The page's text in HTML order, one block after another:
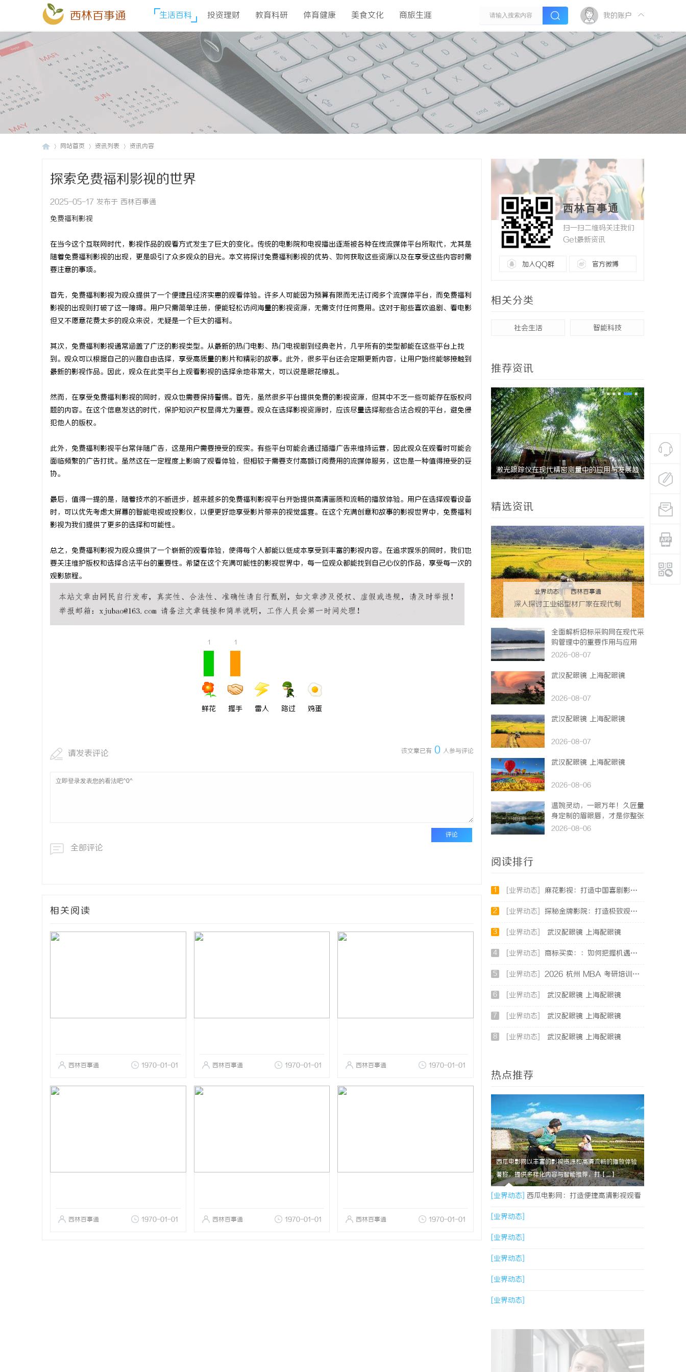
西林百事通 生活百科 投资理财 教育科研 体育健康 美食文化 商旅生涯 我的账户
网站首页 资讯列表 资讯内容
探索免费福利影视的世界
2025-05-17 发布于 西林百事通
免费福利影视
在当今这个互联网时代，影视作品的观看方式发生了巨大的变化。传统的电影院和电视播出逐渐被各种在线流媒体平台所取代，尤其是
随着免费福利影视的出现，更是吸引了众多观众的目光。本文将探讨免费福利影视的优势、如何获取这些资源以及在享受这些内容时需
要注意的事项。
首先，免费福利影视为观众提供了一个便捷且经济实惠的观看体验。许多人可能因为预算有限而无法订阅多个流媒体平台，而免费福利
影视的出现则打破了这一障碍。用户只需简单注册，便能轻松访问海量的影视资源，无需支付任何费用。这对于那些喜欢追剧、看电影
但又不愿意花费太多的观众来说，无疑是一个巨大的福利。
其次，免费福利影视通常涵盖了广泛的影视类型。从最新的热门电影、热门电视剧到经典老片，几乎所有的类型都能在这些平台上找
到。观众可以根据自己的兴趣自由选择，享受高质量的影片和精彩的故事。此外，很多平台还会定期更新内容，让用户始终能够接触到
最新的影视作品。因此，观众在此类平台上观看影视的选择余地非常大，可以说是眼花缭乱。
然而，在享受免费福利影视的同时，观众也需要保持警惕。首先，虽然很多平台提供免费的影视资源，但其中不乏一些可能存在版权问
题的内容。在这个信息发达的时代，保护知识产权显得尤为重要。观众在选择影视资源时，应该尽量选择那些合法合规的平台，避免侵
犯他人的版权。
此外，免费福利影视平台常伴随广告，这是用户需要接受的现实。有些平台可能会通过插播广告来维持运营，因此观众在观看时可能会
面临频繁的广告打扰。虽然这在一定程度上影响了观看体验，但相较于需要支付高额订阅费用的流媒体服务，这也是一种值得接受的妥
协。
最后，值得一提的是，随着技术的不断进步，越来越多的免费福利影视平台开始提供高清画质和流畅的播放体验。用户在选择观看设备
时，可以优先考虑大屏幕的智能电视或投影仪，以便更好地享受影片带来的视觉盛宴。在这个充满创意和故事的影视世界中，免费福利
影视为我们提供了更多的选择和可能性。
总之，免费福利影视为观众提供了一个崭新的观看体验，使得每个人都能以低成本享受到丰富的影视内容。在追求娱乐的同时，我们也
要关注维护版权和选择合法平台的重要性。希望在这个充满可能性的影视世界中，每一位观众都能找到自己心仪的作品，享受每一次的
观影旅程。
1
鲜花
1
握手 雷人 路过 鸡蛋
该文章已有 0 人参与评论
请发表评论
评论
全部评论
相关阅读
西林百事通 1970-01-01 西林百事通 1970-01-01 西林百事通 1970-01-01
西林百事通 1970-01-01 西林百事通 1970-01-01 西林百事通 1970-01-01
西林百事通
扫一扫二维码关注我们
Get最新资讯
加入QQ群 官方微博
相关分类
社会生活 智能科技
推荐资讯
商标购买：即买即用，规避侵权风险 激光跟踪仪在现代精密测量中的应用与发展趋 贝净 AC
全解析
精选资讯
业界动态 | 西林百事通
深入探讨工业铝型材厂家在现代制
造业中的重要角色与发展趋势
全面解析招标采购网在现代采
购管理中的重要作用与应用
2026-08-07
武汉配眼镜 上海配眼镜
2026-08-07
武汉配眼镜 上海配眼镜
2026-08-07
武汉配眼镜 上海配眼镜
2026-08-06
温婉灵动，一眼万年！久匠量
身定制的眉眼唇，才是你整张
脸的点睛之笔！淡颜系女生的
2026-08-06
阅读排行
1 [业界动态] 麻花影视：打造中国喜剧影视的新高地与文化品牌
2 [业界动态] 探秘金牌影院：打造极致观影体验的行业标杆
3 [业界动态] 武汉配眼镜 上海配眼镜
4 [业界动态] 商标买卖：：如何把握机遇与规避风险
5 [业界动态] 2026 杭州 MBA 考研培训辅导班哪家强？三家主流考研机构推荐
6 [业界动态] 武汉配眼镜 上海配眼镜
7 [业界动态] 武汉配眼镜 上海配眼镜
8 [业界动态] 武汉配眼镜 上海配眼镜
热点推荐
西瓜电影网以丰富的影视资源和高清流畅的播放体验
著称，提供多样化内容与智能推荐，打【....】
[业界动态] 西瓜电影网：打造便捷高清影视观看
新体验
[业界动态]
[业界动态]
[业界动态]
[业界动态]
[业界动态]